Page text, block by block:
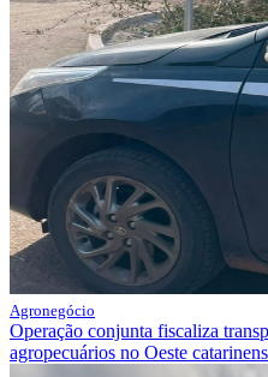
Agronegócio
Operação conjunta fiscaliza
agropecuários no Oeste